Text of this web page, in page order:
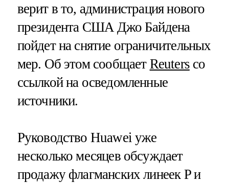
верит в то, администрация нового
президента США Джо Байдена
пойдет на снятие ограничительных
мер. Об этом сообщает Reutersсо
ссылкой на осведомленные
источники.
Руководство Huawei уже
несколько месяцев обсуждает
продажу флагманских линеек P и